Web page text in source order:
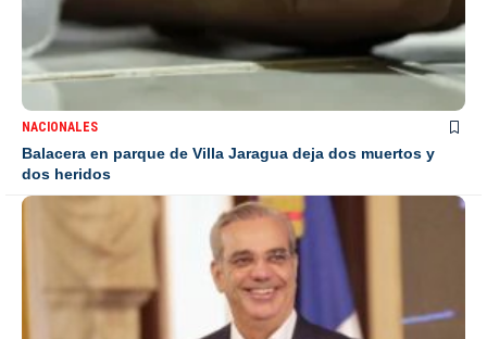
NACIONALES
Balacera en parque de Villa Jaragua deja dos muertos y
dos heridos